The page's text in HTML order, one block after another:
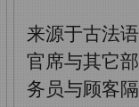
来源于古法语
官席与其它
务员与顾客